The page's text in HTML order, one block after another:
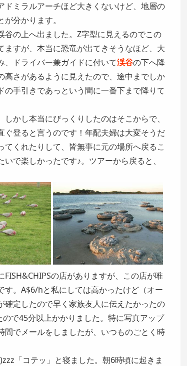
ミラルアーチほど大きくないけど、地層の
分かります。
谷の上へ出ました。Z字型に見えるのでこの
すが、本当に恐竜が出てきそうなほど、大
ドライバー兼ガイドに付いて渓谷の下へ降
高さがあるように見えたので、途中までしか
手引きであっという間に一番下まで降りて
かし本当にびっくりしたのはそこからで、
登ると言うのです！年配夫婦は大変そうだ
くれたりして、皆無事に元の場所へ戻るこ
で楽しかったです♪。ツアーから戻ると、
の店がありますが、この店が唯
。A$6/hと私にしては高かったけど（オー
定したので早く家族友人に伝えたかったの
で45分以上かかりました。特に写真アップ
でメールをしましたが、いつものごとく時
「コテッ」と寝ました。朝6時頃に起きま